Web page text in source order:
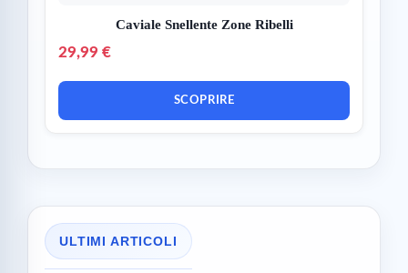
Caviale Snellente Zone Ribelli
29,99 €
SCOPRIRE
ULTIMI ARTICOLI